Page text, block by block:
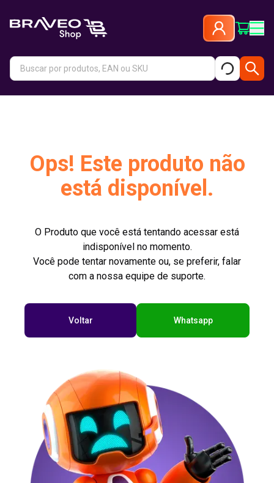
Ops! Este produto não
está disponível.
O Produto que você está tentando acessar está
indisponível no momento.
Você pode tentar novamente ou, se preferir, falar
com a nossa equipe de suporte.
Voltar Whatsapp